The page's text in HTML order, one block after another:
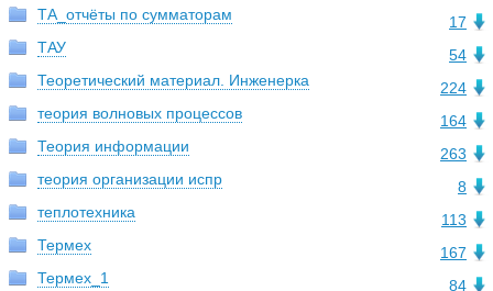
17
ТА_отчёты по сумматорам
54
ТАУ
224
Теоретический материал. Инженерка
164
теория волновых процессов
263
Теория информации
8
теория организации испр
113
теплотехника
167
Термех
84
Термех_1